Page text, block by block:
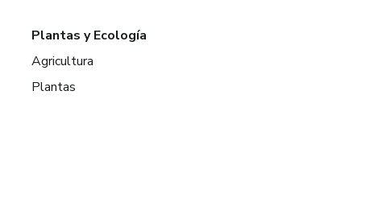
Plantas y Ecología
Agricultura
Plantas